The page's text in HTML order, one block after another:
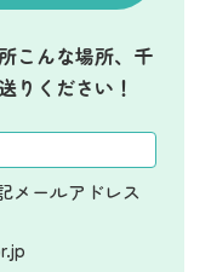
こんな場所、千
りください！
メールアドレス